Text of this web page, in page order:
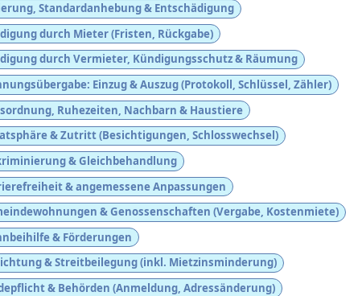
Standardanhebung & Entschädigung
durch Mieter (Fristen, Rückgabe)
durch Vermieter, Kündigungsschutz & Räumung
Einzug & Auszug (Protokoll, Schlüssel, Zähler)
Ruhezeiten, Nachbarn & Haustiere
& Zutritt (Besichtigungen, Schlosswechsel)
& Gleichbehandlung
& angemessene Anpassungen
& Genossenschaften (Vergabe, Kostenmiete)
& Förderungen
& Streitbeilegung (inkl. Mietzinsminderung)
& Behörden (Anmeldung, Adressänderung)